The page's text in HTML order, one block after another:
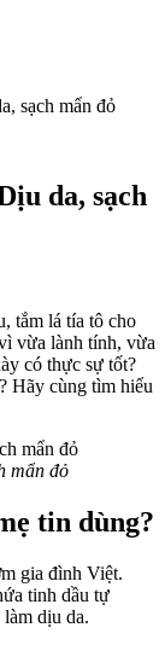
sạch mẩn đỏ
da, sạch
tắm lá tía tô cho
vừa lành tính, vừa
có thực sự tốt?
Hãy cùng tìm hiểu
mẩn đỏ
tin dùng?
gia đình Việt.
tinh dầu tự
dịu da.